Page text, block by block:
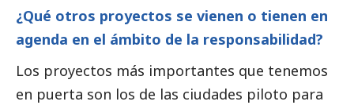
¿Qué otros proyectos se vienen o tienen en
agenda en el ámbito de la responsabilidad?
Los proyectos más importantes que tenemos
en puerta son los de las ciudades piloto para